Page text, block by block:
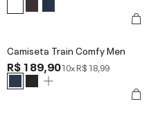
Camiseta Train Comfy Men
R$ 189,9010xR$ 18,99